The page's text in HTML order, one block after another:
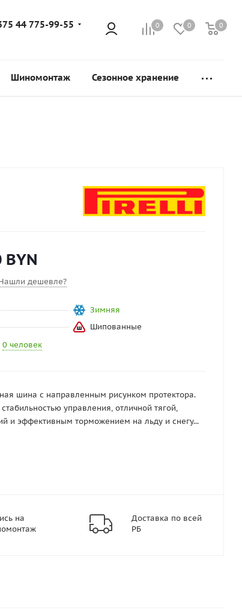
0 0 0
44 775-99-55
Шиномонтаж Сезонное хранение
BYN
дешевле?
Зимняя
Шипованные
0 человек
шина с направленным рисунком протектора.
управления, отличной тягой,
и эффективным торможением на льду и снегу...
на
Доставка по всей
РБ